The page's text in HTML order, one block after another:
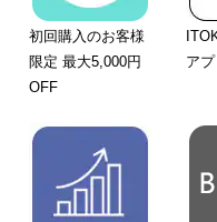
初回購入のお客様
限定 最大5,000円
OFF
ア